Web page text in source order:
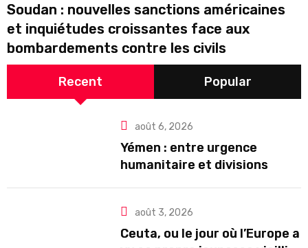
Soudan : nouvelles sanctions américaines
et inquiétudes croissantes face aux
bombardements contre les civils
Recent Popular
août 6, 2026
Yémen : entre urgence
humanitaire et divisions
août 3, 2026
Ceuta, ou le jour où l’Europe a